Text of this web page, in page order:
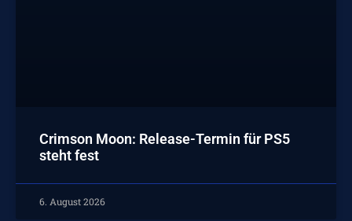
Crimson Moon: Release-Termin für PS5
steht fest
6. August 2026